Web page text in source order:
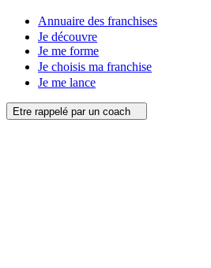
Annuaire des franchises
Je découvre
Je me forme
Je choisis ma franchise
Je me lance
Etre rappelé par un coach